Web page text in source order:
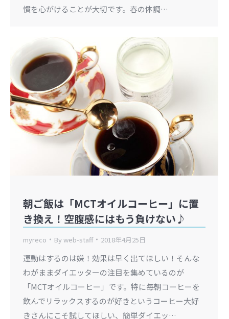
慣を心がけることが大切です。春の体調…
朝ご飯は「MCTオイルコーヒー」に置
き換え！空腹感にはもう負けない♪
myreco Byweb-staff 2018年4月25日
運動はするのは嫌！効果は早く出てほしい！そんな
わがままダイエッターの注目を集めているのが
「MCTオイルコーヒー」です。特に毎朝コーヒーを
飲んでリラックスするのが好きというコーヒー大好
きさんにこそ試してほしい、簡単ダイエッ…